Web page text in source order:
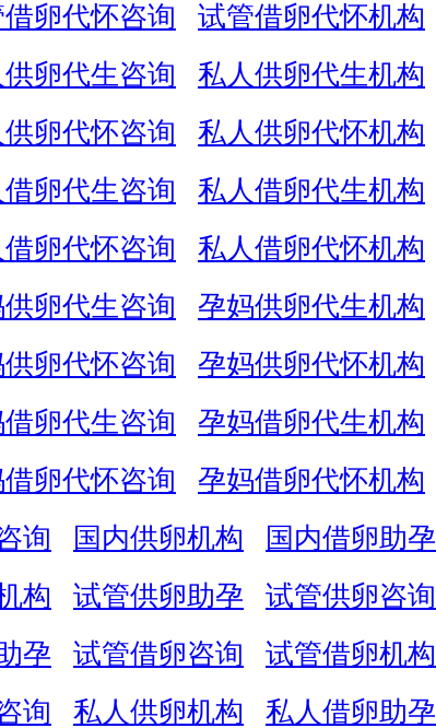
卵代怀咨询
试管借卵代怀机构
卵代生咨询
私人供卵代生机构
卵代怀咨询
私人供卵代怀机构
卵代生咨询
私人借卵代生机构
卵代怀咨询
私人借卵代怀机构
卵代生咨询
孕妈供卵代生机构
卵代怀咨询
孕妈供卵代怀机构
卵代生咨询
孕妈借卵代生机构
卵代怀咨询
孕妈借卵代怀机构
询 国内供卵机构
国内借卵助孕
构 试管供卵助孕
试管供卵咨询
孕 试管借卵咨询
试管借卵机构
询 私人供卵机构
私人借卵助孕